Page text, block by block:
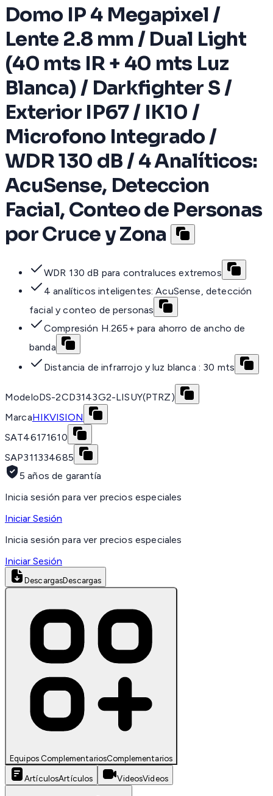
Domo IP 4 Megapixel /
Lente 2.8 mm / Dual Light
(40 mts IR + 40 mts Luz
Blanca) / Darkfighter S /
Exterior IP67 / IK10 /
Microfono Integrado /
WDR 130 dB / 4 Analíticos:
AcuSense, Deteccion
Facial, Conteo de Personas
por Cruce y Zona
WDR 130 dB para contraluces extremos
4 analíticos inteligentes: AcuSense, detección
facial y conteo de personas
Compresión H.265+ para ahorro de ancho de
banda
Distancia de infrarrojo y luz blanca : 30 mts
ModeloDS-2CD3143G2-LISUY(PTRZ)
MarcaHIKVISION
SAT46171610
SAP311334685
5 años de garantía
Inicia sesión para ver precios especiales
Iniciar Sesión
Inicia sesión para ver precios especiales
Iniciar Sesión
DescargasDescargas
Equipos ComplementariosComplementarios
ArtículosArtículos VideosVideos